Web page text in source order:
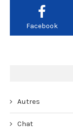
Facebook
Autres
Chat